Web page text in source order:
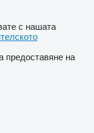
с нашата
предоставяне на